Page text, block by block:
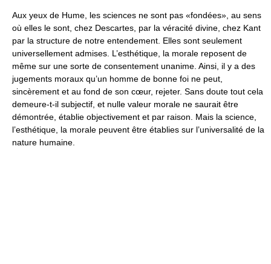
Aux yeux de Hume, les sciences ne sont pas «fondées», au sens
où elles le sont, chez Descartes, par la véracité divine, chez Kant
par la structure de notre entendement. Elles sont seulement
universellement admises. L’esthétique, la morale reposent de
même sur une sorte de consentement unanime. Ainsi, il y a des
jugements moraux qu’un homme de bonne foi ne peut,
sincèrement et au fond de son cœur, rejeter. Sans doute tout cela
demeure-t-il subjectif, et nulle valeur morale ne saurait être
démontrée, établie objectivement et par raison. Mais la science,
l’esthétique, la morale peuvent être établies sur l’universalité de la
nature humaine.